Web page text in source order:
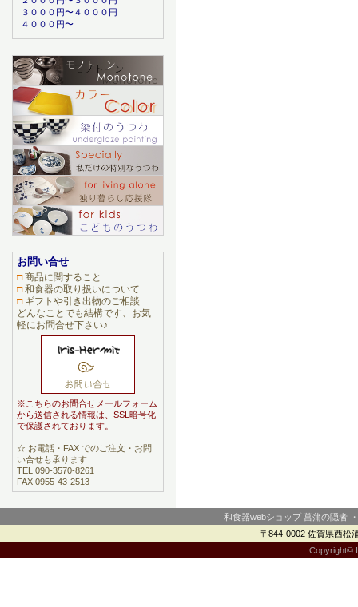
３０００円〜４０００円
４０００円〜
お問い合せ
□商品に関すること
□和食器の取り扱いについて
□ギフトや引き出物のご相談
どんなことでも結構です、お気
軽にお問合せ下さい♪
※こちらのお問合せメールフォーム
から送信される情報は、SSL暗号化
で保護されております。
☆ お電話・FAX でのご注文・お問
い合せも承ります
TEL 090-3570-8261
FAX 0955-43-2513
和食器webショップ 菖蒲の隠者
〒844-0002 佐賀県西松
Copyright©